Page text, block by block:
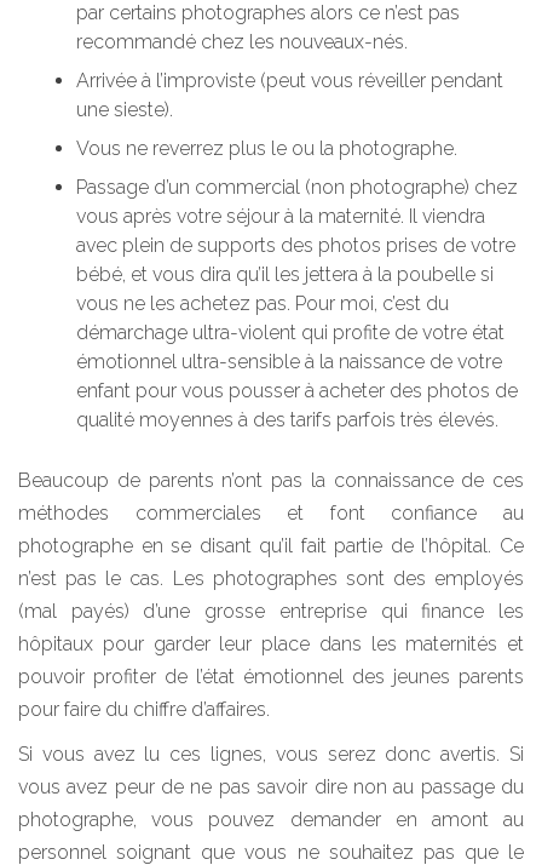
par certains photographes alors ce n’est pas
recommandé chez les nouveaux-nés.
Arrivée à l’improviste (peut vous réveiller pendant
une sieste).
Vous ne reverrez plus le ou la photographe.
Passage d’un commercial (non photographe) chez
vous après votre séjour à la maternité. Il viendra
avec plein de supports des photos prises de votre
bébé, et vous dira qu’il les jettera à la poubelle si
vous ne les achetez pas. Pour moi, c’est du
démarchage ultra-violent qui profite de votre état
émotionnel ultra-sensible à la naissance de votre
enfant pour vous pousser à acheter des photos de
qualité moyennes à des tarifs parfois très élevés.
Beaucoup de parents n’ont pas la connaissance de ces
méthodes commerciales et font confiance au
photographe en se disant qu’il fait partie de l’hôpital. Ce
n’est pas le cas. Les photographes sont des employés
(mal payés) d’une grosse entreprise qui finance les
hôpitaux pour garder leur place dans les maternités et
pouvoir profiter de l’état émotionnel des jeunes parents
pour faire du chiffre d’affaires.
Si vous avez lu ces lignes, vous serez donc avertis. Si
vous avez peur de ne pas savoir dire non au passage du
photographe, vous pouvez demander en amont au
personnel soignant que vous ne souhaitez pas que le